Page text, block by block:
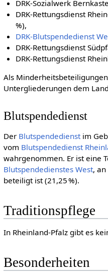
DRK-Sozialwerk
DRK-Rettungsdienst
%),
DRK-Blutspendedienst
DRK-Rettungsdienst
DRK-Rettungsdienst
Als
Untergliederungen dem
Blutspendedienst
Der Blutspendedienstim
vom Blutspendedienst
wahrgenommen. Er ist eine
Blutspendedienstes West, an
beteiligt ist (21,25 %).
Traditionspflege
In Rheinland-Pfalz gibt es
Besonderheiten